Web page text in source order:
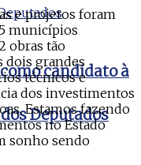
candidato à
Deputados
e projetos foram
municípios
obras tão
dois grandes
técnicos e
dos investimentos
Estamos fazendo
no Estado
sonho sendo